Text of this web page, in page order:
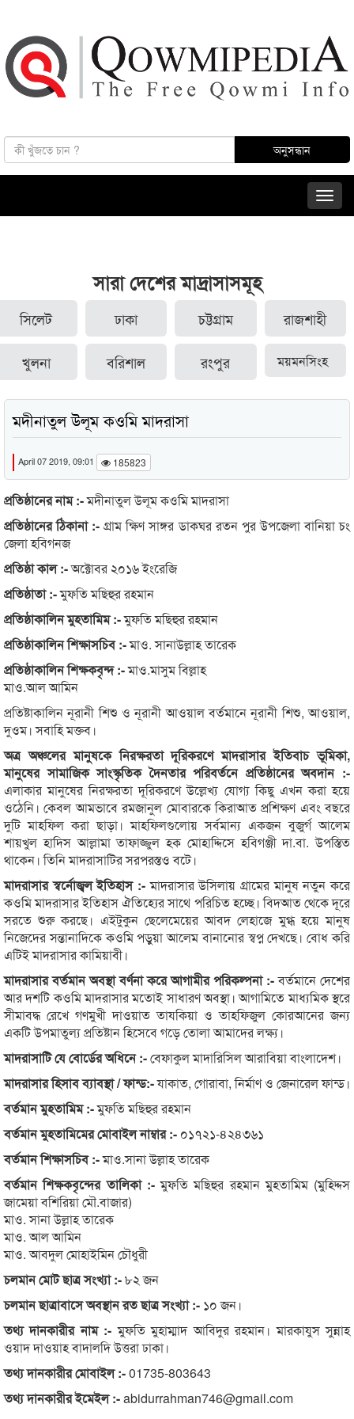
সারা দেশের মাদ্রাসাসমূহ
সিলেট ঢাকা চট্টগ্রাম রাজশাহী
খুলনা বরিশাল রংপুর ময়মনসিংহ
মদীনাতুল উলূম কওমি মাদরাসা
April 07 2019, 09:01 185823
প্রতিষ্ঠানের নাম :-মদীনাতুল উলূম কওমি মাদরাসা
প্রতিষ্ঠানের ঠিকানা :-গ্রাম ক্ষিণ সাঙ্গর ডাকঘর রতন পুর উপজেলা বানিয়া চং
জেলা হবিগনজ
প্রতিষ্ঠা কাল :-অক্টোবর ২০১৬ ইংরেজি
প্রতিষ্ঠাতা :-মুফতি মছিহুর রহমান
প্রতিষ্ঠাকালিন মুহতামিম :-মুফতি মছিহুর রহমান
প্রতিষ্ঠাকালিন শিক্ষাসচিব :-মাও. সানাউল্লাহ তারেক
প্রতিষ্ঠাকালিন শিক্ষকবৃন্দ :-মাও.মাসুম বিল্লাহ
মাও.আল আমিন
প্রতিষ্টাকালিন নূরানী শিশু ও নূরানী আওয়াল বর্তমানে নূরানী শিশু, আওয়াল,
দুওম। সবাহি মক্তব।
অত্র অঞ্চলের মানুষকে নিরক্ষরতা দূরিকরণে মাদরাসার ইতিবাচ ভূমিকা,
মানুষের সামাজিক সাংস্কৃতিক দৈনতার পরিবর্তনে প্রতিষ্ঠানের অবদান :-
এলাকার মানুষের নিরক্ষরতা দূরিকরণে উল্লেখ্য যোগ্য কিছু এখন করা হয়ে
ওঠেনি। কেবল আমভাবে রমজানুল মোবারকে কিরাআত প্রশিক্ষণ এবং বছরে
দুটি মাহফিল করা ছাড়া। মাহফিলগুলোয় সর্বমান্য একজন বুজুর্গ আলেম
শায়খুল হাদিস আল্লামা তাফাজ্জুল হক মোহাদ্দিসে হবিগঞ্জী দা.বা. উপস্তিত
থাকেন। তিনি মাদরাসাটির সরপরস্তও বটে।
মাদরাসার স্বর্নোজ্বল ইতিহাস :-মাদরাসার উসিলায় গ্রামের মানুষ নতুন করে
কওমি মাদরাসার ইতিহাস ঐতিহ্যের সাথে পরিচিত হচ্ছে। বিদআত থেকে দূরে
সরতে শুরু করছে। এইটুকুন ছেলেমেয়ের আবদ লেহাজে মুগ্ধ হয়ে মানুষ
নিজেদের সন্তানাদিকে কওমি পড়ুয়া আলেম বানানোর স্বপ্ন দেখছে। বোধ করি
এটিই মাদরাসার কামিয়াবী।
মাদরাসার বর্তমান অবস্থা বর্ণনা করে আগামীর পরিকল্পনা :-বর্তমানে দেশের
আর দশটি কওমি মাদরাসার মতোই সাধারণ অবস্থা। আগামিতে মাধ্যমিক স্থরে
সীমাবদ্ধ রেখে গণমুখী দাওয়াত তাযকিয়া ও তাহফিজুল কোরআনের জন্য
একটি উপমাতুল্য প্রতিষ্টান হিসেবে গড়ে তোলা আমাদের লক্ষ্য।
মাদরাসাটি যে বোর্ডের অধিনে :-বেফাকুল মাদারিসিল আরাবিয়া বাংলাদেশ।
মাদরাসার হিসাব ব্যাবস্থা / ফান্ড:-যাকাত, গোরাবা, নির্মাণ ও জেনারেল ফান্ড।
বর্তমান মুহতামিম :-মুফতি মছিহুর রহমান
বর্তমান মুহতামিমের মোবাইল নাম্বার :- ০১৭২১-৪২৪৩৬১
বর্তমান শিক্ষাসচিব :-মাও.সানা উল্লাহ তারেক
বর্তমান শিক্ষকবৃন্দের তালিকা :-মুফতি মছিহুর রহমান মুহতামিম (মুহ্দ্দিস
জামেয়া বশিরিয়া মৌ.বাজার)
মাও. সানা উল্লাহ তারেক
মাও. আল আমিন
মাও. আবদুল মোহাইমিন চৌধুরী
চলমান মোট ছাত্র সংখ্যা :-৮২ জন
চলমান ছাত্রাবাসে অবস্থান রত ছাত্র সংখ্যা :- ১০ জন।
তথ্য দানকারীর নাম :- মুফতি মুহাম্মাদ আবিদুর রহমান। মারকাযুস সুন্নাহ
ওয়াদ দাওয়াহ বাদালদি উত্তরা ঢাকা।
তথ্য দানকারীর মোবাইল :-01735-803643
তথ্য দানকারীর ইমেইল :-abidurrahman746@gmail.com